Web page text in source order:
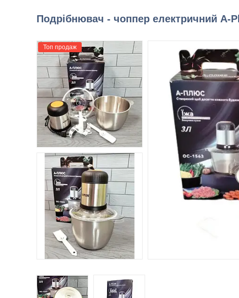
Подрібнювач - чоппер електричний
Топ продаж